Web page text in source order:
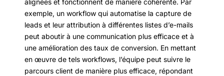
alignées et fonctionnent de manière cohérente. Par
exemple, un workflow qui automatise la capture de
leads et leur attribution à différentes listes d’e-mails
peut aboutir à une communication plus efficace et à
une amélioration des taux de conversion. En mettant
en œuvre de tels workflows, l’équipe peut suivre le
parcours client de manière plus efficace, répondant